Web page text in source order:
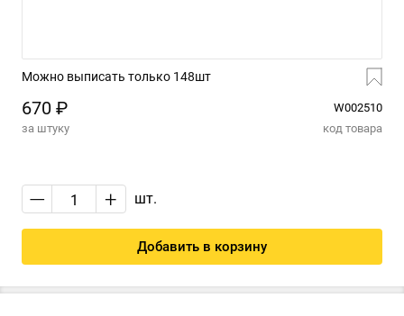
Можно выписать только 148шт
670 ₽
W002510
за штуку
код товара
— + шт.
Добавить в корзину